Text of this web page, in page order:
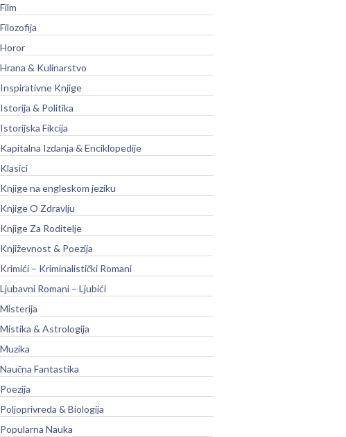
Film
Filozofija
Horor
Hrana & Kulinarstvo
Inspirativne Knjige
Istorija & Politika
Istorijska Fikcija
Kapitalna Izdanja & Enciklopedije
Klasici
Knjige na engleskom jeziku
Knjige O Zdravlju
Knjige Za Roditelje
Književnost & Poezija
Krimići – Kriminalistički Romani
Ljubavni Romani – Ljubići
Misterija
Mistika & Astrologija
Muzika
Naučna Fantastika
Poezija
Poljoprivreda & Biologija
Popularna Nauka